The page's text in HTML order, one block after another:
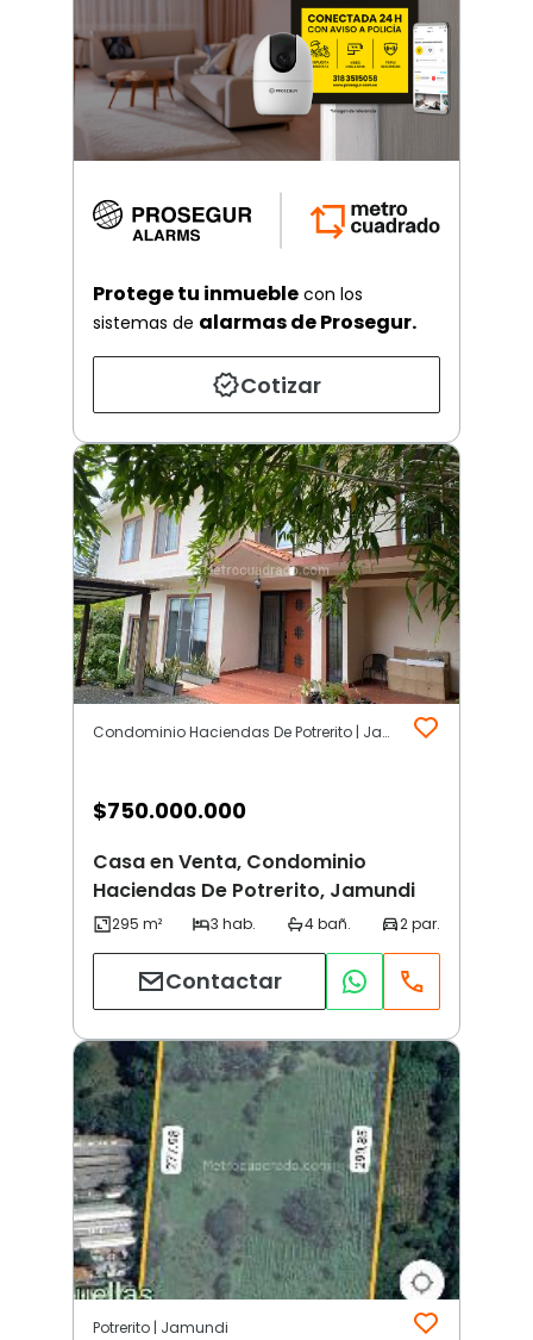
Protege tu inmueble con los
sistemas de alarmas de Prosegur.
Cotizar
Condominio Haciendas De Potrerito | Jamundi
$750.000.000
Casa en Venta, Condominio
Haciendas De Potrerito, Jamundi
Contactar
Potrerito | Jamundi